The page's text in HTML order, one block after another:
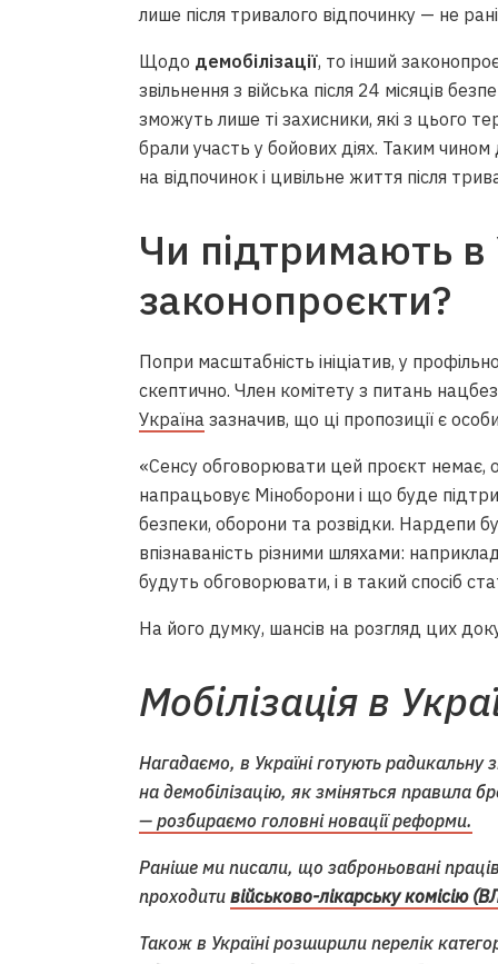
лише після тривалого відпочинку — не
Щодо демобілізації, то інший
звільнення з війська після 24 місяців
зможуть лише ті захисники, які з цього
брали участь у бойових діях. Таким
на відпочинок і цивільне життя після
Чи підтримають в
законопроєкти?
Попри масштабність ініціатив, у
скептично. Член комітету з питань
Україна зазначив, що ці пропозиції є
«Сенсу обговорювати цей проєкт немає,
напрацьовує Міноборони і що буде
безпеки, оборони та розвідки. Нардепи
впізнаваність різними шляхами:
будуть обговорювати, і в такий спосіб
На його думку, шансів на розгляд цих
Мобілізація в
Нагадаємо, в Україні готують радикальну
на демобілізацію, як зміняться правила
— розбираємо головні новації реформи.
Раніше ми писали, що заброньовані
проходити військово-лікарську комісію
Також в Україні розширили перелік